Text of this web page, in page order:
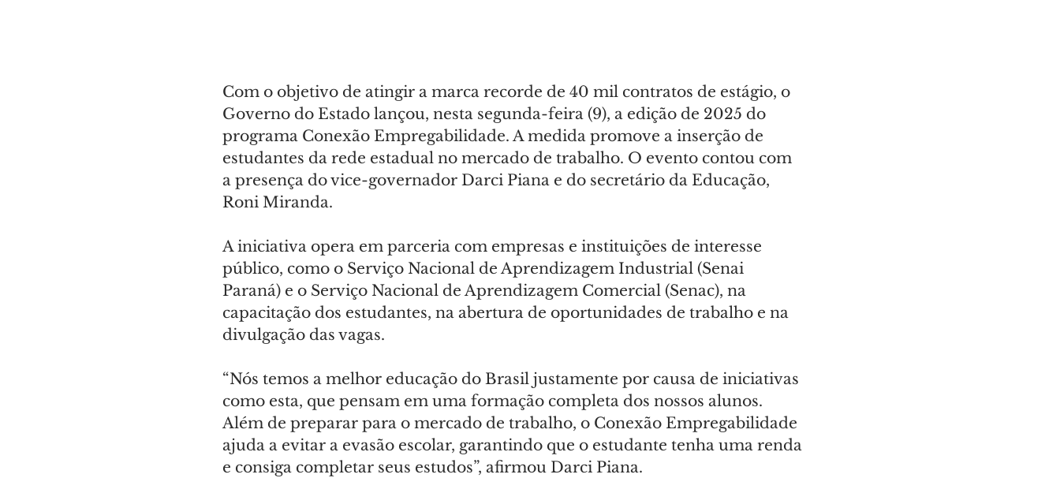
Com o objetivo de atingir a marca recorde de 40 mil contratos de estágio, o
Governo do Estado lançou, nesta segunda-feira (9), a edição de 2025 do
programa Conexão Empregabilidade. A medida promove a inserção de
estudantes da rede estadual no mercado de trabalho. O evento contou com
a presença do vice-governador Darci Piana e do secretário da Educação,
Roni Miranda.
A iniciativa opera em parceria com empresas e instituições de interesse
público, como o Serviço Nacional de Aprendizagem Industrial (Senai
Paraná) e o Serviço Nacional de Aprendizagem Comercial (Senac), na
capacitação dos estudantes, na abertura de oportunidades de trabalho e na
divulgação das vagas.
“Nós temos a melhor educação do Brasil justamente por causa de iniciativas
como esta, que pensam em uma formação completa dos nossos alunos.
Além de preparar para o mercado de trabalho, o Conexão Empregabilidade
ajuda a evitar a evasão escolar, garantindo que o estudante tenha uma renda
e consiga completar seus estudos”, afirmou Darci Piana.